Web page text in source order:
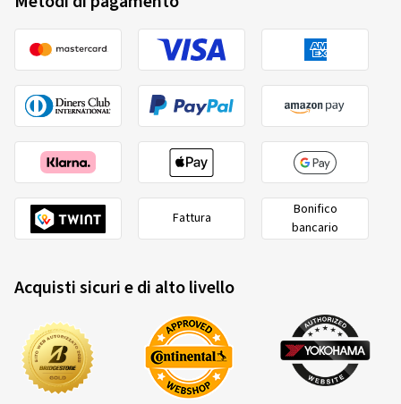
Fattura
Bonifico
bancario
Acquisti sicuri e di alto livello